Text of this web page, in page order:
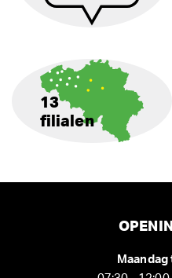
13
filialen